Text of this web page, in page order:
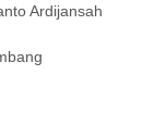
Ardijansah